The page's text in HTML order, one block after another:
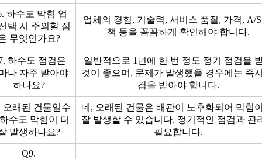
하수도 막힘 업
택 시 주의할 점
무엇인가요?
업체의 경험, 기술력, 서비스 품질, 가격, A/
책 등을 꼼꼼하게 확인해야 합니다.
하수도 점검은
나 자주 받아야
하나요?
일반적으로 1년에 한 번 정도 정기 점검을
것이 좋으며, 문제가 발생했을 경우에는 즉
검을 받아야 합니다.
오래된 건물일수
수도 막힘이 더
발생하나요?
네, 오래된 건물은 배관이 노후화되어 막힘
잘 발생할 수 있습니다. 정기적인 점검과 관
필요합니다.
Q9.